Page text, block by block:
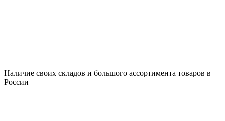
Наличие своих складов и большого ассортимента товаров в
России